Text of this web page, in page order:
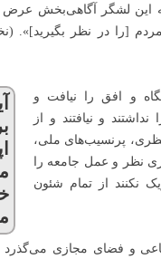
این لشگر آگاهی‌بخش عرض
[را در نظر بگیرید]».
و افق را نیافت و
و نیافتند و از
نظری، پرنسیب‌های ملی،
نظر و عمل جامعه را
نکنند از تمام شئون
و فضای مجازی می‌گذرد